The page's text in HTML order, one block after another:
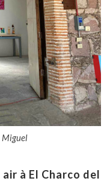
Miguel
à El Charco del